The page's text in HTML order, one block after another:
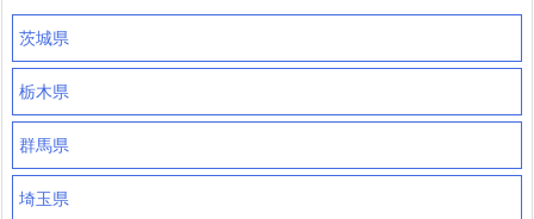
茨城県
栃木県
群馬県
埼玉県